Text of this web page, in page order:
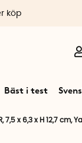
Bäst i test
köp
7,5 x 6,3 x H 12,7 cm,